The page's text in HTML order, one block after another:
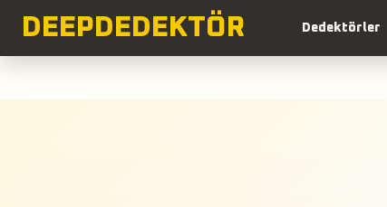
DEEP DEDEKTÖR Dedektörler